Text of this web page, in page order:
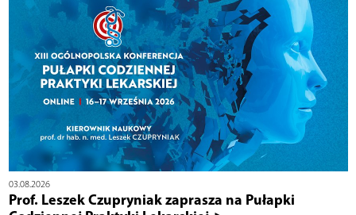
03.08.2026
Prof. Leszek Czupryniak zaprasza na Pułapki